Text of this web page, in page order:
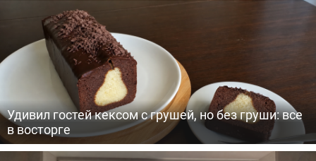
Удивил гостей кексом с грушей, но без груши: все
в восторге